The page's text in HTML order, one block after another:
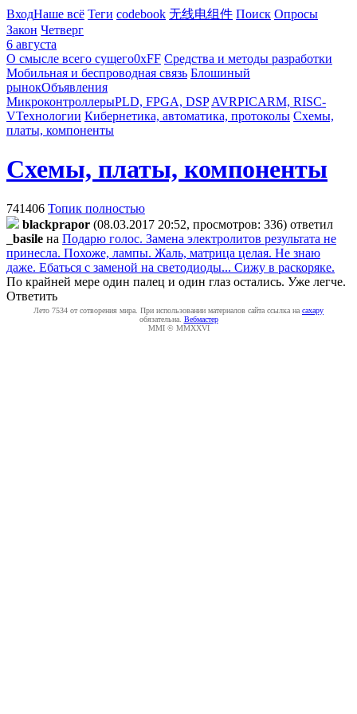
ВходНаше всё Теги codebook 无线电组件 Поиск Опросы
Закон Четверг
6 августа
О смысле всего сущего0xFF Средства и методы разработки
Мобильная и беспроводная связь Блошиный
рынокОбъявления
МикроконтроллерыPLD, FPGA, DSP AVRPICARM, RISC-
VТехнологии Кибернетика, автоматика, протоколы Схемы,
платы, компоненты
Схемы, платы, компоненты
741406 Топик полностью
blackprapor (08.03.2017 20:52, просмотров: 336) ответил
_basile на Подарю голос. Замена электролитов результата не
принесла. Похоже, лампы. Жаль, матрица целая. Не знаю
даже. Ебаться с заменой на светодиоды... Сижу в раскоряке.
По крайней мере один палец и один глаз остались. Уже легче.
Ответить
Лето 7534 от сотворения мира. При использовании материалов сайта ссылка на caxapу
обязательна. Вебмастер
MMI © MMXXVI